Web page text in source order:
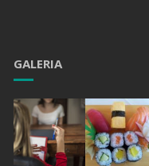
GALERIA